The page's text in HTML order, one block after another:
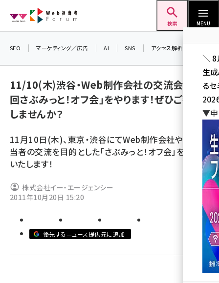
ン
検索 MENU
seo (3532)
youtube (2441)
note (2317)
セミナー (2310)
z世代 (1623)
meo (1277)
llmo (1167)
SEO マーケティング／広告 AI SNS アクセス解析／データ分析
11/10(木)渋谷・Web制作会社の交流会「第6
回さぶみっと！オフ会」をやります！ぜひご参加
しませんか？
11月10日(木)、東京・渋谷にてWeb制作会社やWeb担
当者の交流を目的とした「さぶみっと！オフ会」を開催
いたします！
株式会社イー・エージェンシー
2011年10月20日 15:20
優先するニュース提供元に追加
＼ 8
生
る
▼申